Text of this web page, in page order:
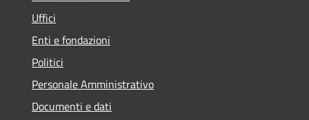
Uffici
Enti e fondazioni
Politici
Personale Amministrativo
Documenti e dati